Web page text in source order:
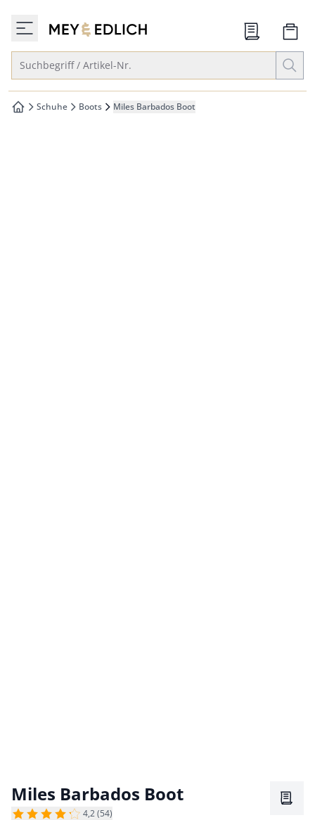
springen
springen
zur Startseite
Suchbegriff / Artikel-Nr.
zur Startseite
Schuhe Boots Miles Barbados Boot
Miles Barbados Boot
4,2 (54)